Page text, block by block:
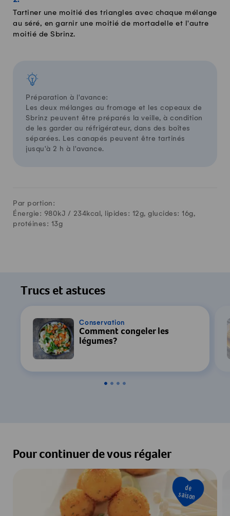
Tartiner une moitié des triangles avec chaque mélange
au séré, en garnir une moitié de mortadelle et l'autre
moitié de Sbrinz.
Préparation à l'avance:
Les deux mélanges au fromage et les copeaux de
Sbrinz peuvent être préparés la veille, à condition
de les garder au réfrigérateur, dans des boîtes
séparées. Les canapés peuvent être tartinés
jusqu'à 2 h à l'avance.
Par portion:
Énergie: 980kJ / 234kcal, lipides: 12g, glucides: 16g,
protéines: 13g
Trucs et astuces
Conservation
Comment congeler les
légumes?
Pour continuer de vous régaler
de
saison